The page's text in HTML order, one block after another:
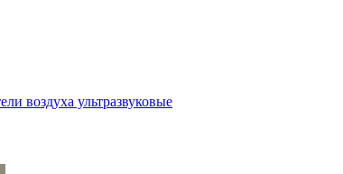
воздуха ультразвуковые